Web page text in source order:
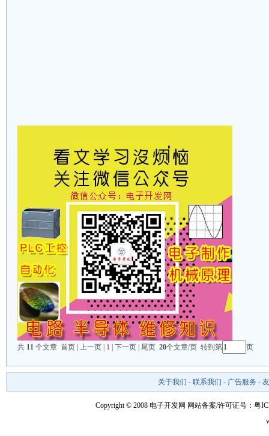
共 11 个文章 首页 | 上一页 | 1 | 下一页 | 尾页 20个文章/页 转到第 页
关于我们 - 联系我们 - 广告服务 -
Copyright © 2008 电子开发网 网站备案/许可证号：粤